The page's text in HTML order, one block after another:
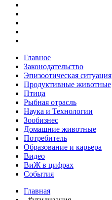
Главное
Законодательство
Эпизоотическая ситуация
Продуктивные животные
Птица
Рыбная отрасль
Наука и Технологии
Зообизнес
Домашние животные
Потребитель
Образование и карьера
Видео
ВиЖ в цифрах
События
Главная